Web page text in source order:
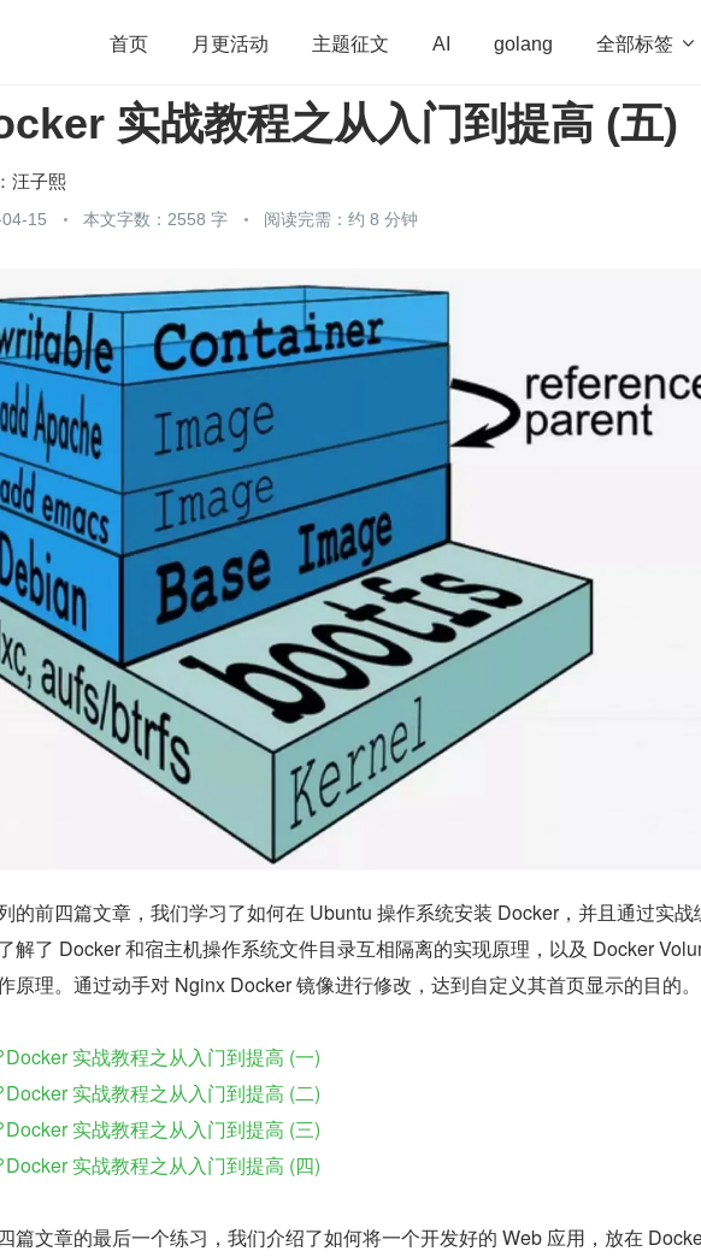
首页 月更活动 主题征文 AI golang 全部标签 
架构 OpenHarmony 算法 学习方法 Web3.0 高
实战教程之从入门到提高 (五)
汪子熙
15 本文字数：2558 字 阅读完需：约 8 分钟
的前四篇文章，我们学习了如何在 Ubuntu 操作系统安装 Docker，并且通过实战
解了 Docker 和宿主机操作系统文件目录互相隔离的实现原理，以及 Docker
原理。通过动手对 Nginx Docker 镜像进行修改，达到自定义其首页显示的目的。
Docker 实战教程之从入门到提高 (一)
Docker 实战教程之从入门到提高 (二)
Docker 实战教程之从入门到提高 (三)
Docker 实战教程之从入门到提高 (四)
篇文章的最后一个练习，我们介绍了如何将一个开发好的 Web 应用，放在